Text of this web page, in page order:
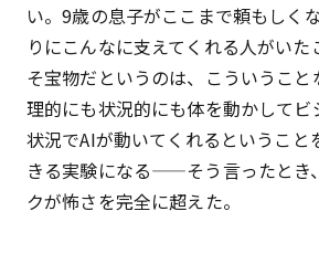
い。9歳の息子がここまで頼もしく
りにこんなに支えてくれる人がいた
そ宝物だというのは、こういうこ
理的にも状況的にも体を動かして
状況でAIが動いてくれるということ
きる実験になる——そう言ったとき
クが怖さを完全に超えた。